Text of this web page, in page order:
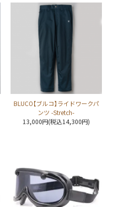
BLUCO【ブルコ】ライドワークパ
ンツ -Stretch-
13,000円(税込14,300円)